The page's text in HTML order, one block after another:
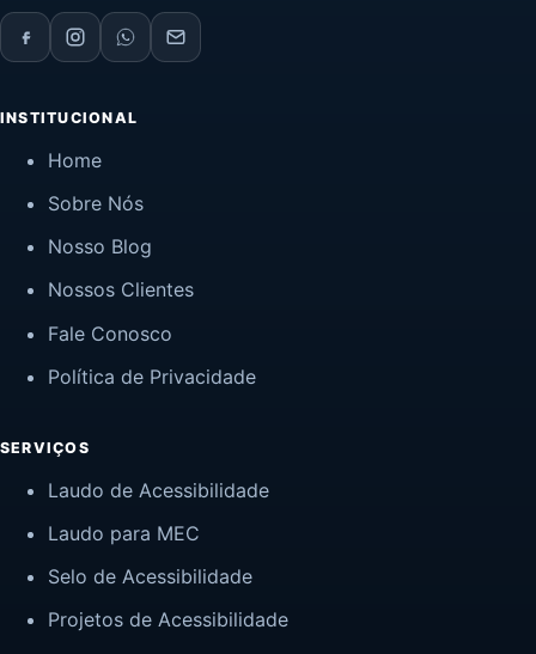
INSTITUCIONAL
Home
Sobre Nós
Nosso Blog
Nossos Clientes
Fale Conosco
Política de Privacidade
SERVIÇOS
Laudo de Acessibilidade
Laudo para MEC
Selo de Acessibilidade
Projetos de Acessibilidade